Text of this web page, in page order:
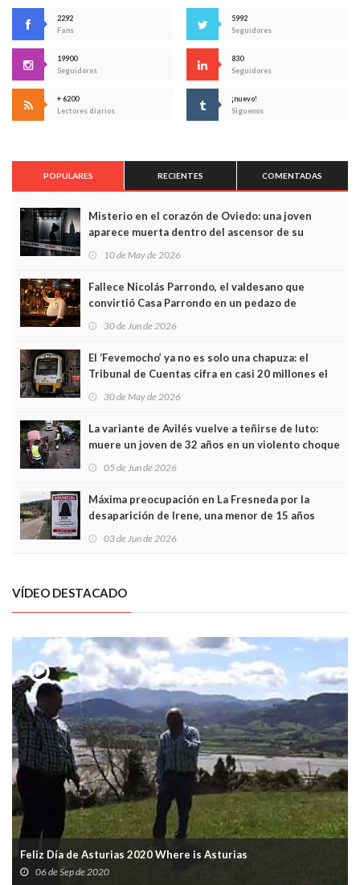
2292
Fans
5992
Seguidores
19900
Seguidores
830
Seguidores
+ 6200
Lectores diarios
¡nuevo!
Síguenos
POPULARES RECIENTES COMENTADAS
Misterio en el corazón de Oviedo: una joven
aparece muerta dentro del ascensor de su
edificio y las cámaras captan sus últimos minutos
10 de May de 2026
Fallece Nicolás Parrondo, el valdesano que
convirtió Casa Parrondo en un pedazo de
Asturias en Madrid
30 de Jun de 2026
El ‘Fevemocho’ ya no es solo una chapuza: el
Tribunal de Cuentas cifra en casi 20 millones el
sobrecoste de los trenes que no cabían por los
30 de May de 2026
La variante de Avilés vuelve a teñirse de luto:
muere un joven de 32 años en un violento choque
frontal
05 de Jun de 2026
Máxima preocupación en La Fresneda por la
desaparición de Irene, una menor de 15 años
03 de Jun de 2026
VÍDEO DESTACADO
Feliz Día de Asturias 2020 Where is Asturias
06 de Sep de 2020